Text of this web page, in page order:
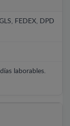
FEDEX, DPD
laborables.